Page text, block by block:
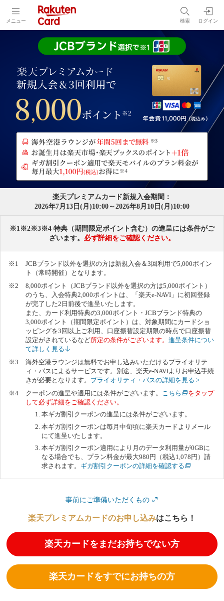
メニュー 検索 ログイン
楽天プレミアムカード新規入会期間：
2026年7月13日(月)10:00～2026年8月10日(月)10:00
※1※2※3※4 特典（期間限定ポイント含む）の進呈には条件がご
ざいます。 必ず詳細をご確認ください。
JCBブランド以外を選択の方は新規入会＆3回利用で5,000ポイン
ト（常時開催）となります。
8,000ポイント（JCBブランド以外を選択の方は5,000ポイント）
のうち、入会特典2,000ポイントは、「楽天e-NAVI」に初回登録
が完了した2日前後で進呈いたします。
また、カード利用特典の3,000ポイント・JCBブランド特典の
3,000ポイント（期間限定ポイント）は、対象期間にカードショ
ッピングを3回以上ご利用、口座振替設定期限の時点で口座振替
設定がされているなど所定の条件がございます。 進呈条件につい
て詳しく見る
海外空港ラウンジは無料でお申し込みいただけるプライオリテ
ィ・パスによるサービスです。別途、楽天e-NAVIよりお申込手続
きが必要となります。 プライオリティ・パスの詳細を見る >
クーポンの進呈や適用には条件がございます。
こちら をタップ
して必ず詳細をご確認ください。
本ギガ割引クーポンの進呈には条件がございます。
本ギガ割引クーポンは毎月中旬頃に楽天カードよりメール
にて進呈いたします。
本ギガ割引クーポン適用により月のデータ利用量が0GBに
なる場合でも、プラン料金が最大980円（税込1,078円）請
求されます。 ギガ割引クーポンの詳細を確認する
事前にご準備いただくもの
楽天プレミアムカードのお申し込みはこちら！
楽天カードをまだお持ちでない方
楽天カードをすでにお持ちの方